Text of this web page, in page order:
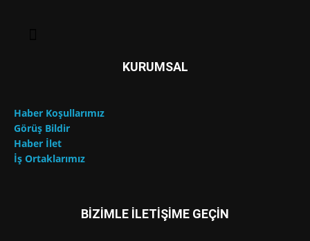
KURUMSAL
Haber Koşullarımız
Görüş Bildir
Haber İlet
İş Ortaklarımız
BİZİMLE İLETİŞİME GEÇİN